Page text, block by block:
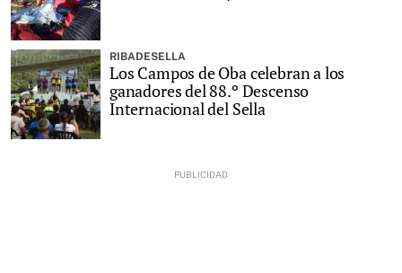
RIBADESELLA
Los Campos de Oba celebran a los
ganadores del 88.º Descenso
Internacional del Sella